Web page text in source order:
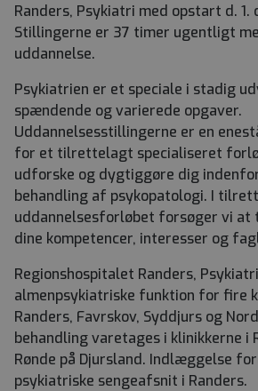
Randers, Psykiatri med opstart d. 1.
Stillingerne er 37 timer ugentligt
uddannelse.
Psykiatrien er et speciale i stadig
spændende og varierede opgaver.
Uddannelsesstillingerne er en
for et tilrettelagt specialiseret
udforske og dygtiggøre dig
behandling af psykopatologi. I
uddannelsesforløbet forsøger vi at
dine kompetencer, interesser og
Regionshospitalet Randers,
almenpsykiatriske funktion for fire
Randers, Favrskov, Syddjurs og
behandling varetages i klinikkerne i
Rønde på Djursland. Indlæggelse
psykiatriske sengeafsnit i Randers.